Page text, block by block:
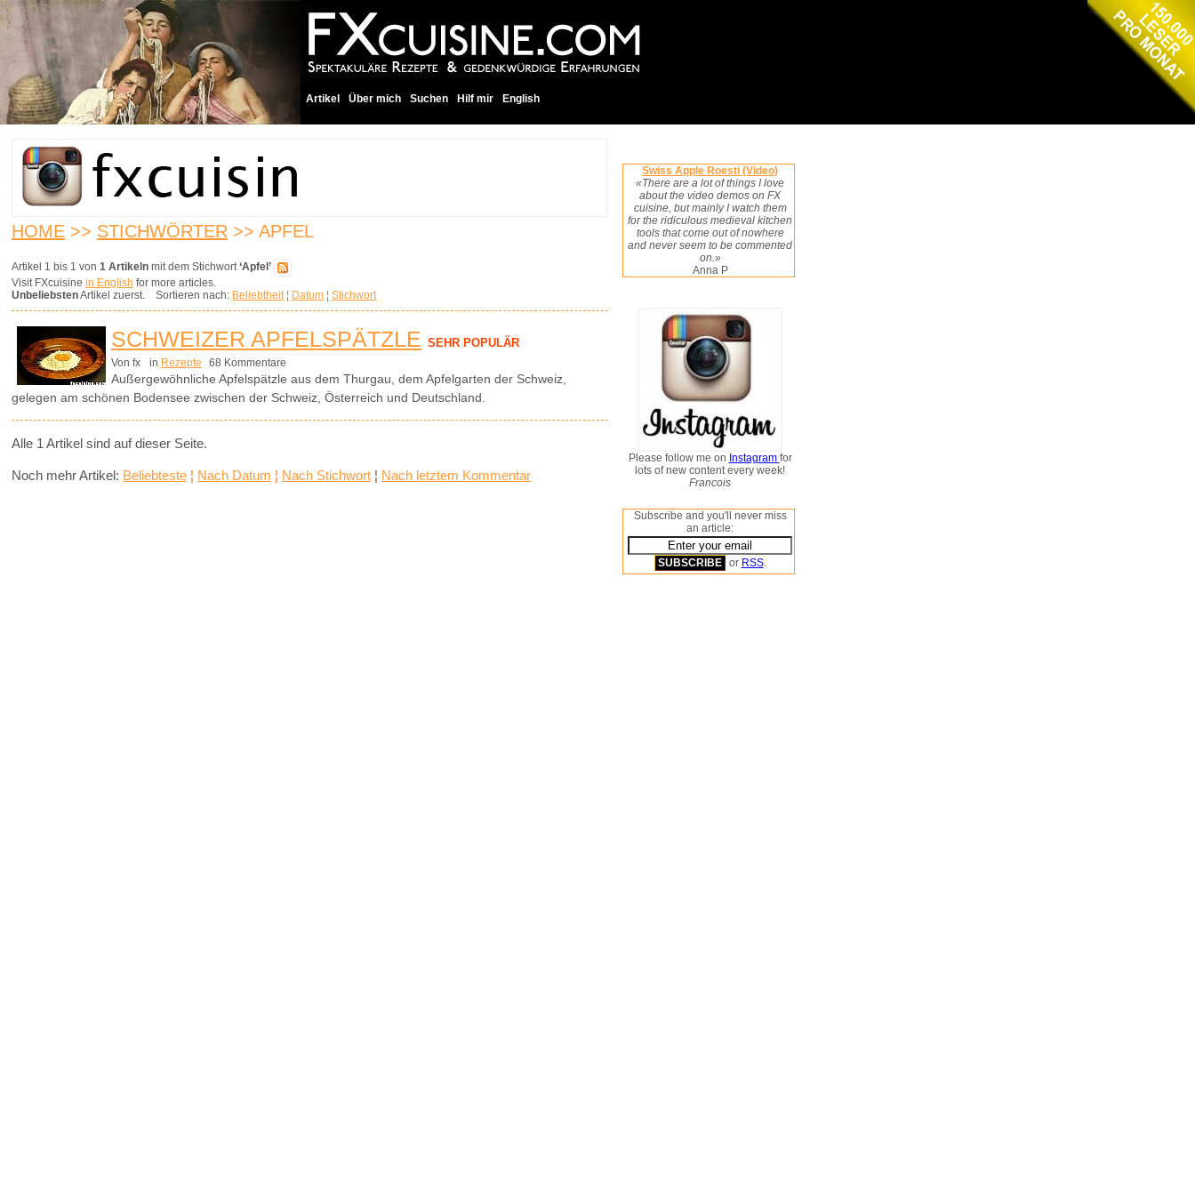
Artikel Über mich Suchen Hilf mir English
HOME >> STICHWÖRTER >> APFEL
Artikel 1 bis 1 von 1 Artikeln mit dem Stichwort‘Apfel’
Visit FXcuisine in English for more articles.
UnbeliebstenArtikel zuerst. Sortieren nach: Beliebtheit¦ Datum ¦ Stichwort
SCHWEIZER APFELSPÄTZLE SEHR POPULÄR
Von fx in Rezepte 68 Kommentare
Außergewöhnliche Apfelspätzle aus dem Thurgau, dem Apfelgarten der Schweiz,
gelegen am schönen Bodensee zwischen der Schweiz, Österreich und Deutschland.
Alle 1 Artikel sind auf dieser Seite.
Noch mehr Artikel: Beliebteste ¦ Nach Datum ¦ Nach Stichwort ¦ Nach letztem Kommentar
Swiss Apple Roesti (Video)
«There are a lot of things I love
about the video demos on FX
cuisine, but mainly I watch them
for the ridiculous medieval kitchen
tools that come out of nowhere
and never seem to be commented
on.»
Anna P
Please follow me on Instagram for
lots of new content every week!
Francois
Subscribe and you'll never miss
an article:
or RSS.